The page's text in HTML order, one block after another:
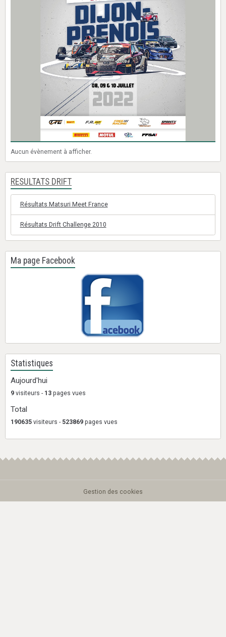
Aucun évènement à afficher.
RESULTATS DRIFT
Résultats Matsuri Meet France
Résultats Drift Challenge 2010
Ma page Facebook
Statistiques
Aujourd'hui
9 visiteurs - 13 pages vues
Total
190635 visiteurs - 523869 pages vues
Gestion des cookies